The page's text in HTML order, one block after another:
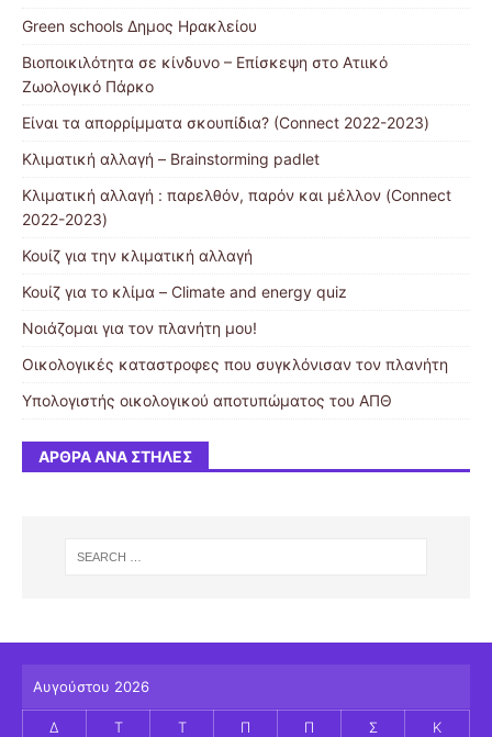
Green schools Δημος Ηρακλείου
Βιοποικιλότητα σε κίνδυνο – Επίσκεψη στο Ατιικό
Ζωολογικό Πάρκο
Είναι τα απορρίμματα σκουπίδια? (Connect 2022-2023)
Κλιματική αλλαγή – Brainstorming padlet
Κλιματική αλλαγή : παρελθόν, παρόν και μέλλον (Connect
2022-2023)
Κουίζ για την κλιματική αλλαγή
Κουίζ για το κλίμα – Climate and energy quiz
Νοιάζομαι για τον πλανήτη μου!
Οικολογικές καταστροφες που συγκλόνισαν τον πλανήτη
Υπολογιστής οικολογικού αποτυπώματος του ΑΠΘ
ΆΡΘΡΑ ΑΝΆ ΣΤΉΛΕΣ
Αυγούστου 2026
Δ Τ Τ Π Π Σ Κ